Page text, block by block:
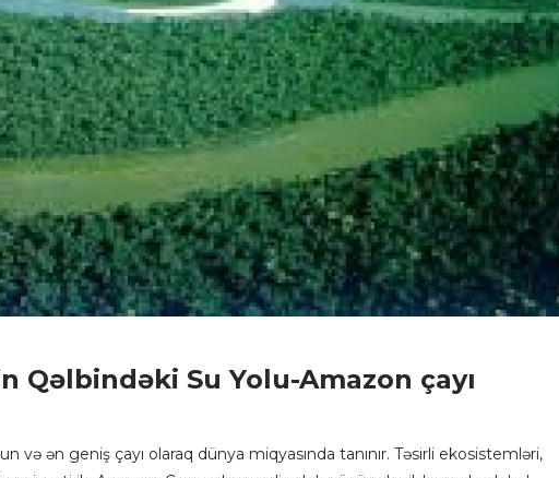
Qəlbindəki Su Yolu-Amazon çayı
və ən geniş çayı olaraq dünya miqyasında tanınır. Təsirli ekosistemləri,